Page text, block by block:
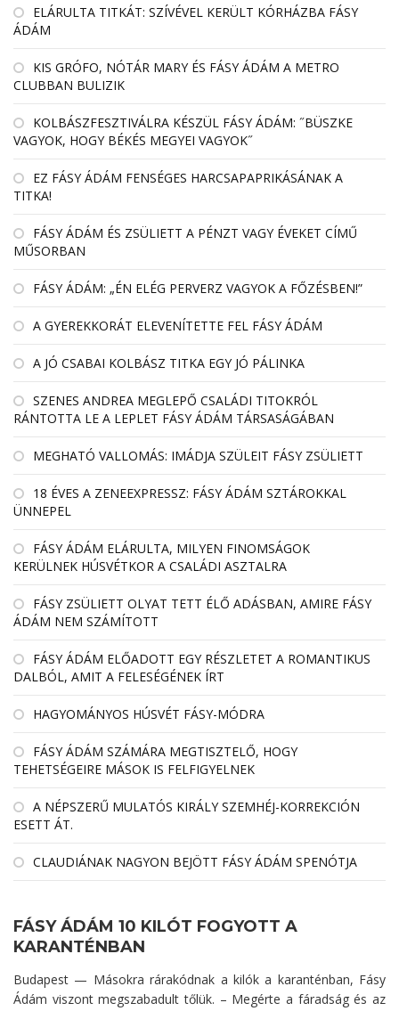
EL­ÁRULTA TIT­KÁT: SZÍ­VÉ­VEL KE­RÜLT KÓR­HÁZBA FÁSY
ÁDÁM
KIS GRÓFO, NÓTÁR MARY ÉS FÁSY ÁDÁM A METRO
CLUBBAN BULIZIK
KOLBÁSZFESZTIVÁLRA KÉSZÜL FÁSY ÁDÁM: ˝BÜSZKE
VAGYOK, HOGY BÉKÉS MEGYEI VAGYOK˝
EZ FÁSY ÁDÁM FENSÉGES HARCSAPAPRIKÁSÁNAK A
TITKA!
FÁSY ÁDÁM ÉS ZSÜLIETT A PÉNZT VAGY ÉVEKET CÍMŰ
MŰSORBAN
FÁSY ÁDÁM: „ÉN ELÉG PERVERZ VAGYOK A FŐZÉSBEN!”
A GYEREKKORÁT ELEVENÍTETTE FEL FÁSY ÁDÁM
A JÓ CSABAI KOLBÁSZ TITKA EGY JÓ PÁLINKA
SZENES ANDREA MEGLEPŐ CSALÁDI TITOKRÓL
RÁNTOTTA LE A LEPLET FÁSY ÁDÁM TÁRSASÁGÁBAN
MEGHATÓ VALLOMÁS: IMÁDJA SZÜLEIT FÁSY ZSÜLIETT
18 ÉVES A ZENEEXPRESSZ: FÁSY ÁDÁM SZTÁROKKAL
ÜNNEPEL
FÁSY ÁDÁM ELÁRULTA, MILYEN FINOMSÁGOK
KERÜLNEK HÚSVÉTKOR A CSALÁDI ASZTALRA
FÁSY ZSÜLIETT OLYAT TETT ÉLŐ ADÁSBAN, AMIRE FÁSY
ÁDÁM NEM SZÁMÍTOTT
FÁSY ÁDÁM ELŐADOTT EGY RÉSZLETET A ROMANTIKUS
DALBÓL, AMIT A FELESÉGÉNEK ÍRT
HAGYOMÁNYOS HÚSVÉT FÁSY-MÓDRA
FÁSY ÁDÁM SZÁMÁRA MEGTISZTELŐ, HOGY
TEHETSÉGEIRE MÁSOK IS FELFIGYELNEK
A NÉPSZERŰ MULATÓS KIRÁLY SZEMHÉJ-KORREKCIÓN
ESETT ÁT.
CLAUDIÁNAK NAGYON BEJÖTT FÁSY ÁDÁM SPENÓTJA
FÁSY ÁDÁM 10 KILÓT FOGYOTT A
KARANTÉNBAN
Budapest — Másokra rárakódnak a kilók a karanténban, Fásy
Ádám viszont megszabadult tőlük. – Megérte a fáradság és az